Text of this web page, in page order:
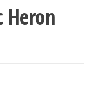
Heron